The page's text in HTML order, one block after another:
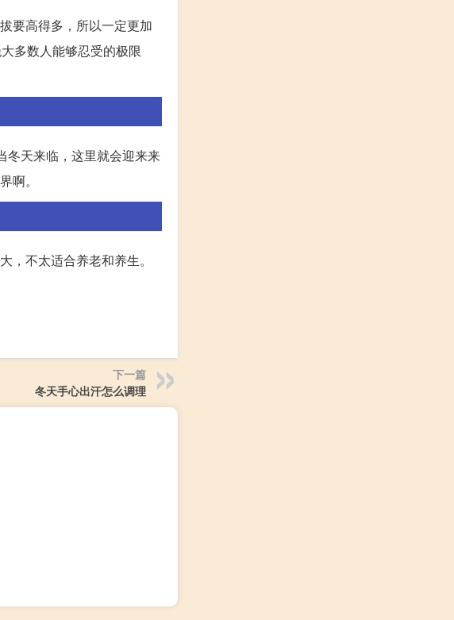
要高得多，所以一定更加
多数人能够忍受的极限
冬天来临，这里就会迎来来
啊。
不太适合养老和养生。
下一篇
冬天手心出汗怎么调理